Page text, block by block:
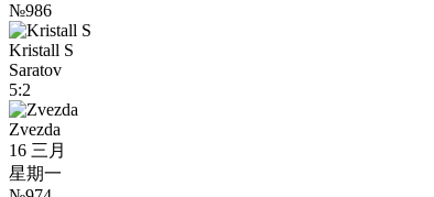
№986
Kristall S
Saratov
5:2
Zvezda
16 三月
星期一